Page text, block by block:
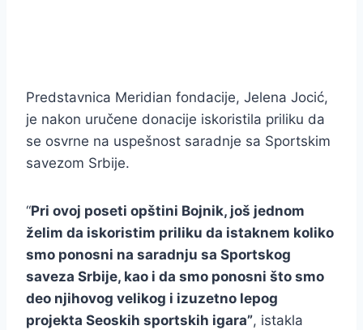
Predstavnica Meridian fondacije, Jelena Jocić,
je nakon uručene donacije iskoristila priliku da
se osvrne na uspešnost saradnje sa Sportskim
savezom Srbije.
“Pri ovoj poseti opštini Bojnik, još jednom
želim da iskoristim priliku da istaknem koliko
smo ponosni na saradnju sa Sportskog
saveza Srbije, kao i da smo ponosni što smo
deo njihovog velikog i izuzetno lepog
projekta Seoskih sportskih igara”, istakla